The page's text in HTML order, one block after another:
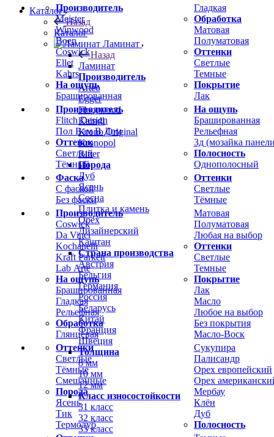
Производитель
Meister
Winwood
Boen
Coswick
Ellet
Kahrs
На ощупь
Брашированная
Гладкая
Обработка
Матовая
Полуматовая
Оттенки
Светлые
Темные
Покрытие
Лак
Производитель
Flitch Design
Пол Вам В Дом
Оттенок
Светлый
Тёмный
На ощупь
Брашированная
Рельефная
3д (мозайка
Полосность
Однополосный
Фаска
С фаской
Без фаски
Оттенки
Светлые
Тёмные
Производитель
Coswick
Da Vinci
Kochanelli
Kraft Parkett
Lab Arte
На ощупь
Брашированная
Гладкая
Рельефная
Обработка
Глянцевая
Матовая
Полуматовая
Любая на выбор
Оттенки
Светлые
Темные
Покрытие
Лак
Масло
Любое на выбор
Без покрытия
Масло-Воск
Оттенки
Светлые
Тёмные
Смешанные
Порода
Ясень
Тик
Термодуб
Сукупира
Палисандр
Орех европейский
Орех
Мербау
Клён
Дуб
Полосность
Каталог
Назад
Каталог
Ламинат
Назад
Ламинат
Производитель
Arteo
Egger
Floorwood
Kaindl
Krono Original
Kronopol
Ritter
Порода
Дуб
Ясень
Сосна
Плитка и камень
Орех
Дизайнерский
Каштан
Страна производства
Австрия
Бельгия
Германия
Россия
Беларусь
Китай
Франция
Швеция
Толщина
8 мм
10 мм
12 мм
Класс износостойкости
31 класс
32 класс
33 класс